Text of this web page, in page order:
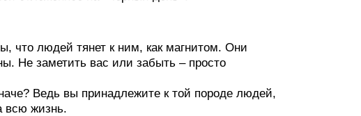
что людей тянет к ним, как магнитом. Они
Не заметить вас или забыть – просто
Ведь вы принадлежите к той породе людей,
всю жизнь.